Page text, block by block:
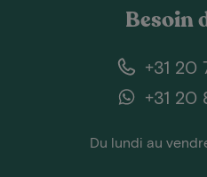
Besoin
+31 20
+31 20
Du lundi au